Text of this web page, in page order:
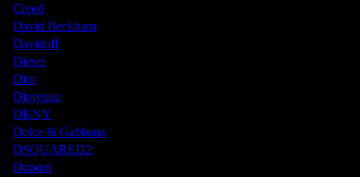
Creed
David Beckham
Davidoff
Diesel
Dior
Diptyque
DKNY
Dolce & Gabbana
DSQUARED2
Dupont